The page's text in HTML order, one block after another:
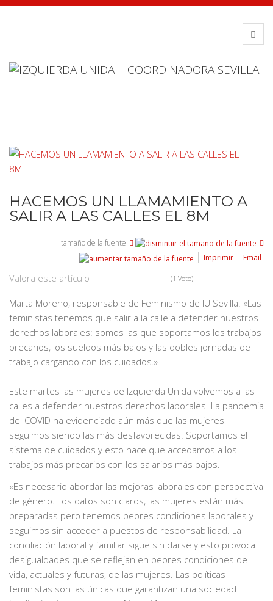
HACEMOS UN LLAMAMIENTO A
SALIR A LAS CALLES EL 8M
tamaño de la fuente
Imprimir
Email
Valora este artículo (1 Voto)
Marta Moreno, responsable de Feminismo de IU Sevilla: «Las
feministas tenemos que salir a la calle a defender nuestros
derechos laborales: somos las que soportamos los trabajos
precarios, los sueldos más bajos y las dobles jornadas de
trabajo cargando con los cuidados.»
Este martes las mujeres de Izquierda Unida volvemos a las
calles a defender nuestros derechos laborales. La pandemia
del COVID ha evidenciado aún más que las mujeres
seguimos siendo las más desfavorecidas. Soportamos el
sistema de cuidados y esto hace que accedamos a los
trabajos más precarios con los salarios más bajos.
«Es necesario abordar las mejoras laborales con perspectiva
de género. Los datos son claros, las mujeres están más
preparadas pero tenemos peores condiciones laborales y
seguimos sin acceder a puestos de responsabilidad. La
conciliación laboral y familiar sigue sin darse y esto provoca
desigualdades que se reflejan en peores condiciones de
vida, actuales y futuras, de las mujeres. Las políticas
feministas son las únicas que garantizan una sociedad